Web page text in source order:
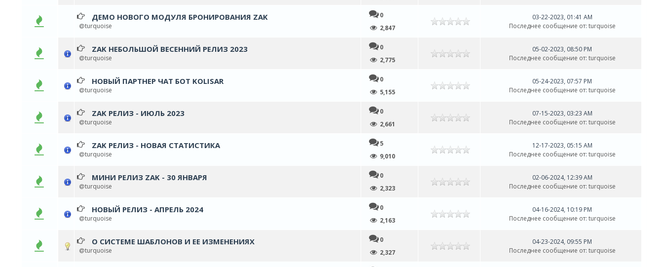
ДЕМО НОВОГО МОДУЛЯ БРОНИРОВАНИЯ ZAK
turquoise
0
2,847
0 голос(ов) - 0 из 5 в среднем
123 45
03-22-2023, 01:41 AM
Последнее сообщение от: turquoise
ZAK НЕБОЛЬШОЙ ВЕСЕННИЙ РЕЛИЗ 2023
turquoise
0
2,775
0 голос(ов) - 0 из 5 в среднем
1234 5
05-02-2023, 08:50 PM
Последнее сообщение от: turquoise
НОВЫЙ ПАРТНЕР ЧАТ БОТ KOLISAR
turquoise
0
5,155
0 голос(ов) - 0 из 5 в среднем
1 2345
05-24-2023, 07:57 PM
Последнее сообщение от: turquoise
ZAK РЕЛИЗ - ИЮЛЬ 2023
turquoise
0
2,661
0 голос(ов) - 0 из 5 в среднем
07-15-2023, 03:23 AM
Последнее сообщение от: turquoise
ZAK РЕЛИЗ - НОВАЯ СТАТИСТИКА
turquoise
5
9,010
0 голос(ов) - 0 из 5 в среднем
12345
12-17-2023, 05:15 AM
Последнее сообщение от: turquoise
МИНИ РЕЛИЗ ZAK - 30 ЯНВАРЯ
turquoise
0
2,323
0 голос(ов) - 0 из 5 в среднем
1234 5
02-06-2024, 12:39 AM
Последнее сообщение от: turquoise
НОВЫЙ РЕЛИЗ - АПРЕЛЬ 2024
turquoise
0
2,163
0 голос(ов) - 0 из 5 в среднем
12345
04-16-2024, 10:19 PM
Последнее сообщение от: turquoise
О СИСТЕМЕ ШАБЛОНОВ И ЕЕ ИЗМЕНЕНИЯХ
turquoise
0
2,327
0 голос(ов) - 0 из 5 в среднем
1 234 5
04-23-2024, 09:55 PM
Последнее сообщение от: turquoise